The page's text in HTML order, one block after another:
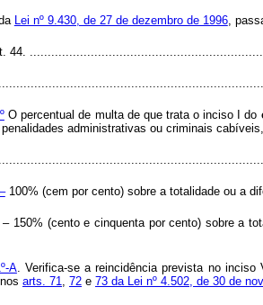
Lei nº 9.430, de 27 de dezembro de 1996,
44.
O percentual de multa de que trata o inciso I do
administrativas ou criminais
100% (cem por cento) sobre a totalidade ou a
150% (cento e cinquenta por cento) sobre a
A. Verifica-se a reincidência prevista no
arts. 71, 72 e 73 da Lei nº 4.502, de 30 de